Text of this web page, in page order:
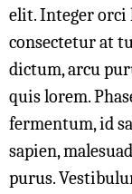
elit. Integer orci
consectetur at
dictum, arcu
quis lorem.
fermentum, id
sapien,
purus.